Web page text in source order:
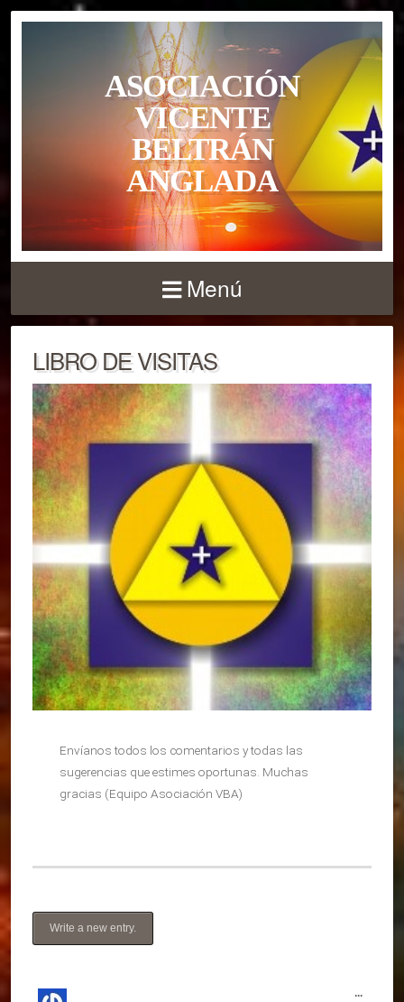
ASOCIACIÓN
VICENTE
BELTRÁN
ANGLADA
Menú
LIBRO DE VISITAS
Envíanos todos los comentarios y todas las
sugerencias que estimes oportunas. Muchas
gracias (Equipo Asociación VBA)
...Toggle